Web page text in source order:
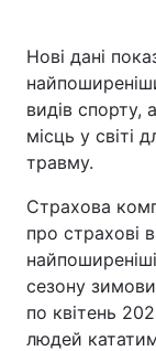
Економіка
Спорт
Техно і зв'язок
Зброя
Здоров'я
Цікавинки
Нові дані
видів спорту, а
місць у світі
травму.
Страхова
про страхові
сезону
по квітень
людей